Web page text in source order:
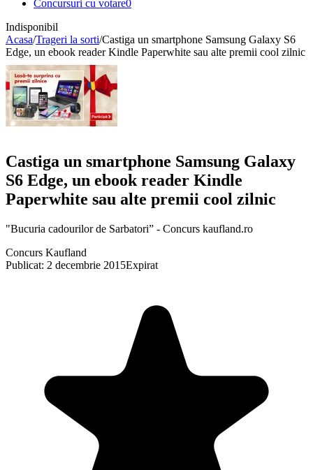
Concursuri cu votare0
Indisponibil
Acasa/Trageri la sorti/Castiga un smartphone Samsung Galaxy S6
Edge, un ebook reader Kindle Paperwhite sau alte premii cool zilnic
Castiga un smartphone Samsung Galaxy
S6 Edge, un ebook reader Kindle
Paperwhite sau alte premii cool zilnic
"Bucuria cadourilor de Sarbatori” - Concurs kaufland.ro
Concurs Kaufland
Publicat: 2 decembrie 2015Expirat